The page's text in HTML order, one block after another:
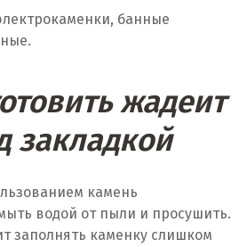
банные
жадеит
закладкой
камень
водой от пыли и просушить.
заполнять каменку слишком